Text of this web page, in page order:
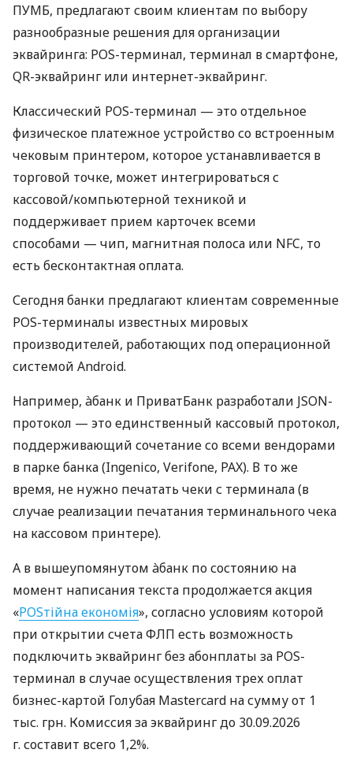
ПУМБ, предлагают своим клиентам по выбору
разнообразные решения для организации
эквайринга: POS-терминал, терминал в смартфоне,
QR-эквайринг или интернет-эквайринг.
Классический POS-терминал — это отдельное
физическое платежное устройство со встроенным
чековым принтером, которое устанавливается в
торговой точке, может интегрироваться с
кассовой/компьютерной техникой и
поддерживает прием карточек всеми
способами — чип, магнитная полоса или NFC, то
есть бесконтактная оплата.
Сегодня банки предлагают клиентам современные
POS-терминалы известных мировых
производителей, работающих под операционной
системой Android.
Например, àбанк и ПриватБанк разработали JSON-
протокол — это единственный кассовый протокол,
поддерживающий сочетание со всеми вендорами
в парке банка (Ingenico, Verifone, PAX). В то же
время, не нужно печатать чеки с терминала (в
случае реализации печатания терминального чека
на кассовом принтере).
А в вышеупомянутом àбанк по состоянию на
момент написания текста продолжается акция
«POSтійна економія», согласно условиям которой
при открытии счета ФЛП есть возможность
подключить эквайринг без абонплаты за POS-
терминал в случае осуществления трех оплат
бизнес-картой Голубая Mastercard на сумму от 1
тыс. грн. Комиссия за эквайринг до 30.09.2026
г. составит всего 1,2%.